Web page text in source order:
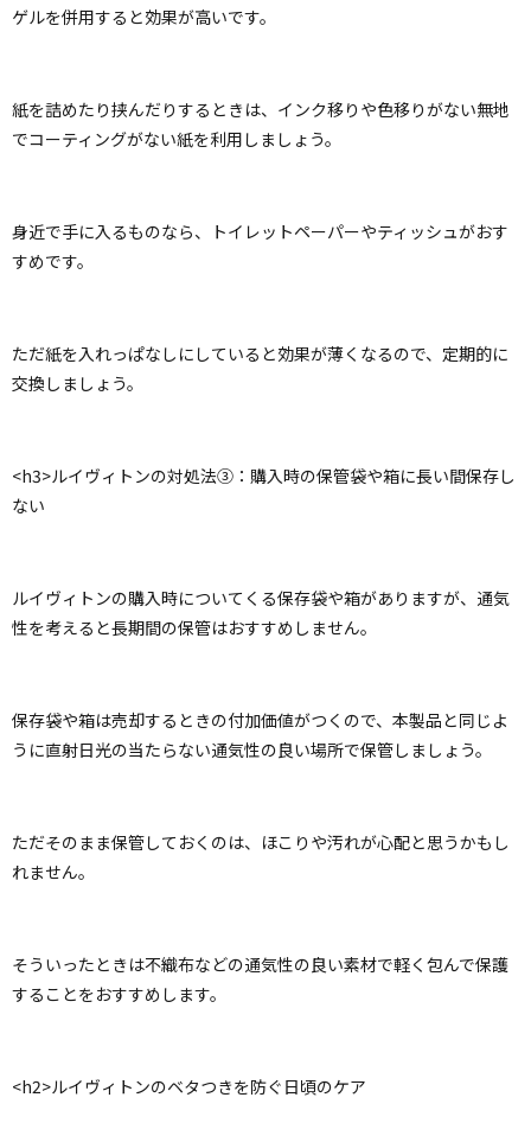
ゲルを併用すると効果が高いです。
紙を詰めたり挟んだりするときは、インク移りや色移りがない無地
でコーティングがない紙を利用しましょう。
身近で手に入るものなら、トイレットペーパーやティッシュがおす
すめです。
ただ紙を入れっぱなしにしていると効果が薄くなるので、定期的に
交換しましょう。
<h3>ルイヴィトンの対処法③：購入時の保管袋や箱に長い間保存し
ない
ルイヴィトンの購入時についてくる保存袋や箱がありますが、通気
性を考えると長期間の保管はおすすめしません。
保存袋や箱は売却するときの付加価値がつくので、本製品と同じよ
うに直射日光の当たらない通気性の良い場所で保管しましょう。
ただそのまま保管しておくのは、ほこりや汚れが心配と思うかもし
れません。
そういったときは不織布などの通気性の良い素材で軽く包んで保護
することをおすすめします。
<h2>ルイヴィトンのベタつきを防ぐ日頃のケア